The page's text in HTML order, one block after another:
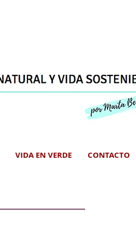
VIDA EN VERDE CONTACTO